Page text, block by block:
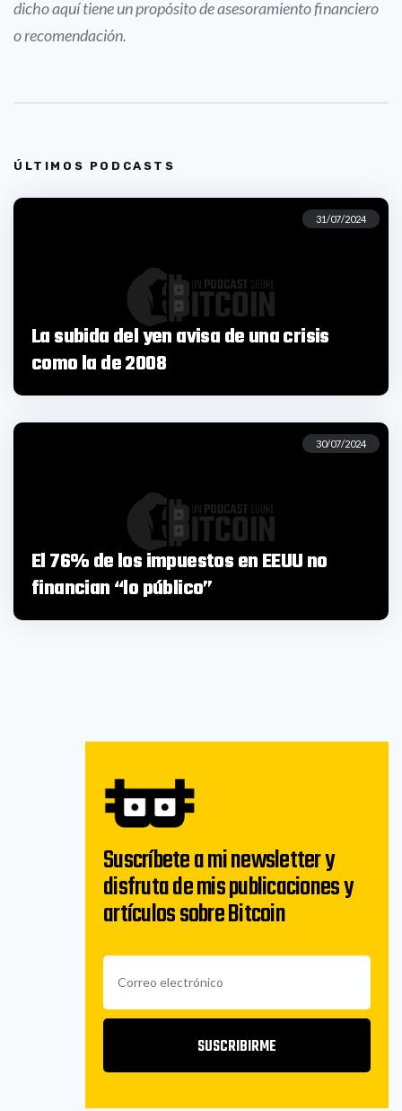
dicho aquí tiene un propósito de asesoramiento financiero
o recomendación.
ÚLTIMOS PODCASTS
31/07/2024
La subida del yen avisa de una crisis
como la de 2008
30/07/2024
El 76% de los impuestos en EEUU no
financian “lo público”
Suscríbete a mi newsletter y
disfruta de mis publicaciones y
artículos sobre Bitcoin
SUSCRIBIRME